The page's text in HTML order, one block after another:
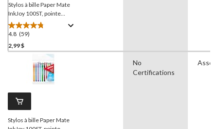
Stylos à bille Paper Mate
InkJoy 100ST, pointe
moyenne (1,0 mm),
couleurs variées (noir,
4.8 (59)
4.8
étoile(s)
sur
évaluations
2,99 $
Stylos à bille Paper Mate
No
Certifications